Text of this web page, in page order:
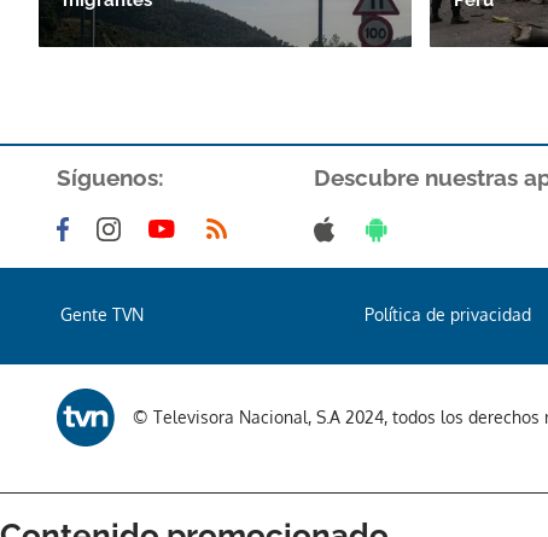
Síguenos: Descubre nuestras
Gente TVN Política de privacidad
© Televisora Nacional, S.A 2024, todos los derechos